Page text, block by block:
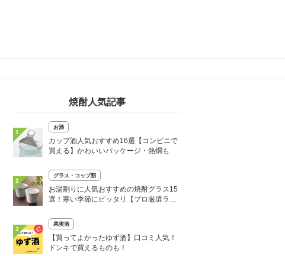
焼酎人気記事
1
お酒
カップ酒人気おすすめ16選【コンビニで
買える】かわいいパッケージ・熱燗も
2
グラス・コップ類
お湯割りに人気おすすめの焼酎グラス15
選！寒い季節にピッタリ【プロ厳選ラン
3
果実酒
【買ってよかったゆず酒】口コミ人気！
ドンキで買えるものも！